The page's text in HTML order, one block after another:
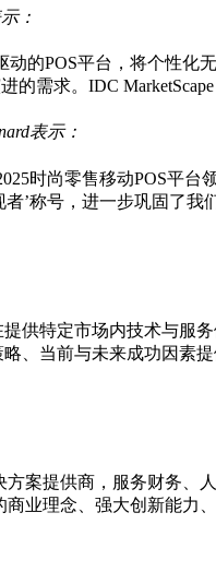
：
的POS平台，将个性
的需求。IDC
表示：
时尚零售移动POS平
’称号，进一步巩固了我
提供特定市场内技术与
略、当前与未来成功因素
方案提供商，服务财务、
业理念、强大创新能力